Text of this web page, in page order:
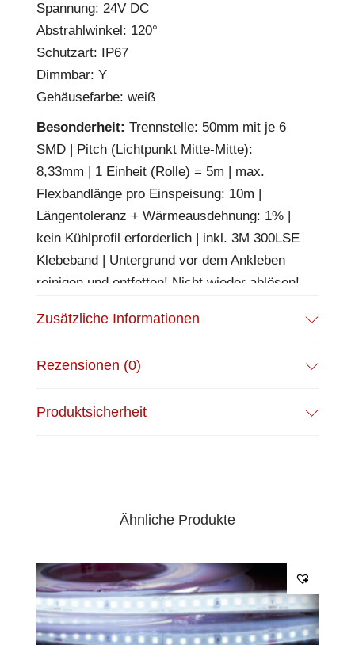
Spannung: 24V DC
Abstrahlwinkel: 120°
Schutzart: IP67
Dimmbar: Y
Gehäusefarbe: weiß
Besonderheit: Trennstelle: 50mm mit je 6
SMD | Pitch (Lichtpunkt Mitte-Mitte):
8,33mm | 1 Einheit (Rolle) = 5m | max.
Flexbandlänge pro Einspeisung: 10m |
Längentoleranz + Wärmeausdehnung: 1% |
kein Kühlprofil erforderlich | inkl. 3M 300LSE
Klebeband | Untergrund vor dem Ankleben
reinigen und entfetten! Nicht wieder ablösen!
Anschlusskabel einseitig
EPREL Datenblatt:
Zusätzliche Informationen
Rezensionen (0)
Produktsicherheit
Ähnliche Produkte